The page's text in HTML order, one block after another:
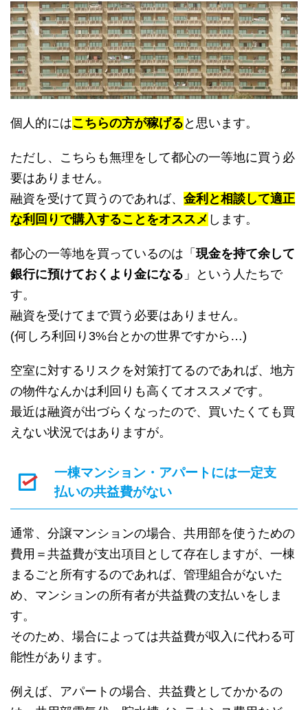
個人的にはこちらの方が稼げる と思います。
ただし、こちらも無理をして都心の一等地に買う必
要はありません。
融資を受けて買うのであれば、 金利と相談して適正
な利回りで購入することをオススメ します。
都心の一等地を買っているのは「 現金を持て余して
銀行に預けておくより金になる 」という人たちで
す。
融資を受けてまで買う必要はありません。
(何しろ利回り3%台とかの世界ですから…)
空室に対するリスクを対策打てるのであれば、地方
の物件なんかは利回りも高くてオススメです。
最近は融資が出づらくなったので、買いたくても買
えない状況ではありますが。
一棟マンション・アパートには一定支
払いの共益費がない
通常、分譲マンションの場合、共用部を使うための
費用＝共益費が支出項目として存在しますが、一棟
まるごと所有するのであれば、管理組合がないた
め、マンションの所有者が共益費の支払いをしま
す。
そのため、場合によっては共益費が収入に代わる可
能性があります。
例えば、アパートの場合、共益費としてかかるの